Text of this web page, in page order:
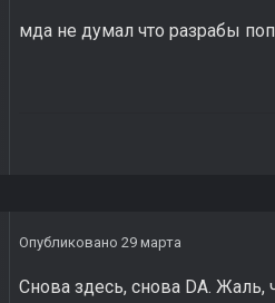
мда не думал что разрабы
Опубликовано 29 марта
Снова здесь, снова DA. Жаль,